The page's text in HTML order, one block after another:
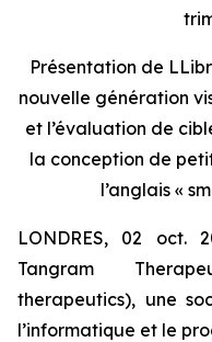
Présentation de
nouvelle génération
et l’évaluation de
la conception de
l’anglais «
LONDRES, 02 oct.
Tangram
therapeutics), une
l’informatique et le